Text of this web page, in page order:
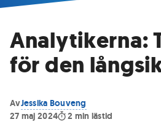
Analytikerna:
för den
AvJessika Bouveng
27 maj 2024
2 min lästid